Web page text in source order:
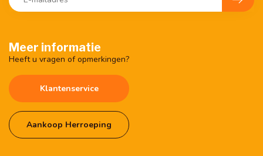
Meer informatie
Heeft u vragen of opmerkingen?
Klantenservice
Aankoop Herroeping